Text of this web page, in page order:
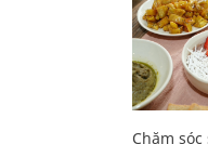
Chăm